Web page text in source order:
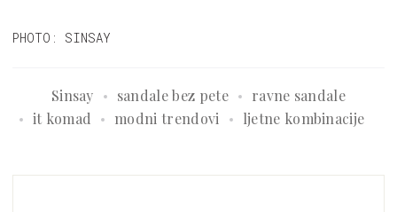
PHOTO: SINSAY
Sinsay sandale bez pete
ravne sandale
it komad
modni trendovi ljetne kombinacije